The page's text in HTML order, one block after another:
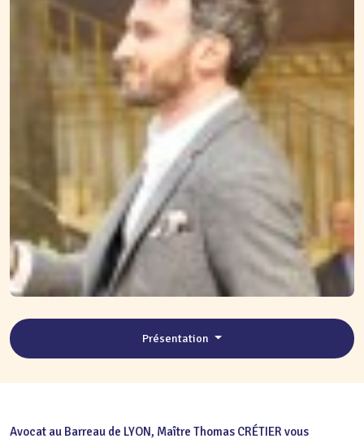
Présentation
Avocat au Barreau de LYON, Maître Thomas CRÉTIER vous